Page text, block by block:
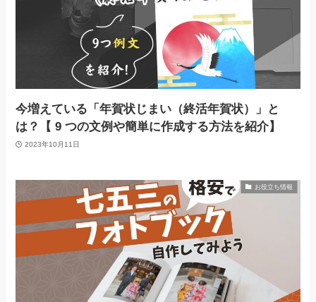
今増えている「年賀状じまい（終活年賀状）」と
は？【 9 つの文例や簡単に作成する方法を紹介】
2023年10月11日
お役立ち情報